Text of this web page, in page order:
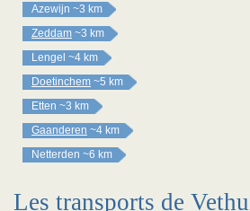
Azewijn ~3 km
Zeddam ~3 km
Lengel ~4 km
Doetinchem ~5 km
Etten ~3 km
Gaanderen ~4 km
Netterden ~6 km
Les transports de